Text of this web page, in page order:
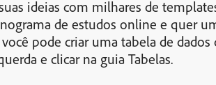
ideias com milhares de
de estudos online e quer
pode criar uma tabela de
e clicar na guia Tabelas.